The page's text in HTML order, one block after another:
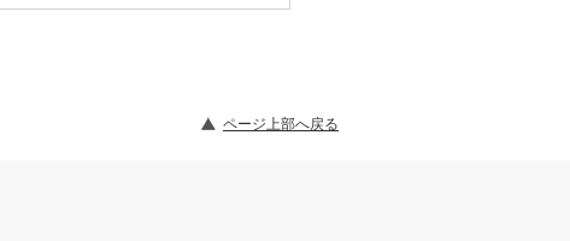
ページ上部へ戻る